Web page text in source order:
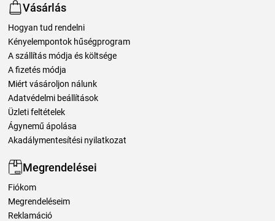
Vásárlás
Hogyan tud rendelni
Kényelempontok hűségprogram
A szállítás módja és költsége
A fizetés módja
Miért vásároljon nálunk
Adatvédelmi beállítások
Üzleti feltételek
Ágynemű ápolása
Akadálymentesítési nyilatkozat
Megrendelései
Fiókom
Megrendeléseim
Reklamáció